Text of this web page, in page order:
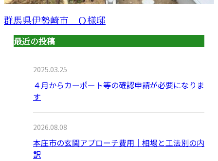
群馬県伊勢崎市 Ｏ様邸
最近の投稿
2025.03.25
４月からカーポート等の確認申請が必要になりま
す
2026.08.08
本庄市の玄関アプローチ費用｜相場と工法別の内
訳